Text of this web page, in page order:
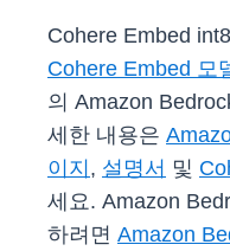
Cohere Embed
Cohere Embed 모
의 Amazon
세한 내용은
이지 , 설명서 및
세요. Amazon
하려면 Amazon